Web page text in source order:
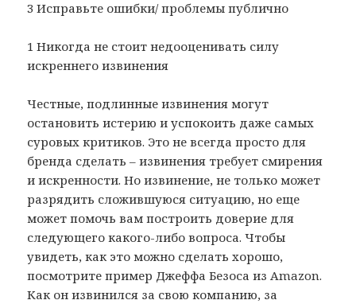
3 Исправьте ошибки/ проблемы публично
1 Никогда не стоит недооценивать силу
искреннего извинения
Честные, подлинные извинения могут
остановить истерию и успокоить даже самых
суровых критиков. Это не всегда просто для
бренда сделать – извинения требует смирения
и искренности. Но извинение, не только может
разрядить сложившуюся ситуацию, но еще
может помочь вам построить доверие для
следующего какого-либо вопроса. Чтобы
увидеть, как это можно сделать хорошо,
посмотрите пример Джеффа Безоса из Amazon.
Как он извинился за свою компанию, за